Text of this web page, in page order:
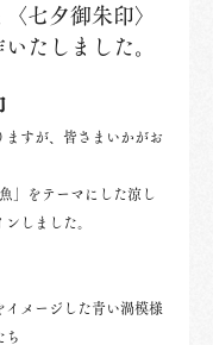
七夕御朱印〉
たしました。
ますが、皆さまいかがお
」をテーマにした涼し
しました。
イメージした青い渦模様
ち